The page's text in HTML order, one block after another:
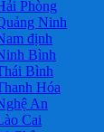
Phòng
Ninh
định
Bình
Bình
Hóa
An
Cai